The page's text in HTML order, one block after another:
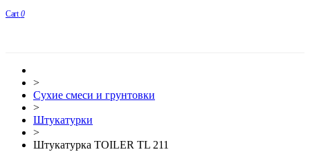
Cart 0
>
Сухие смеси и грунтовки
>
Штукатурки
>
Штукатурка TOILER TL 211